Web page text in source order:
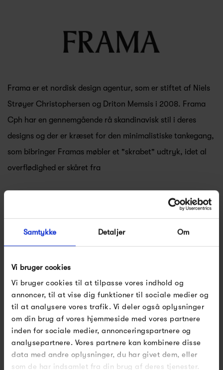
Samtykke Detaljer Om
Vi bruger cookies
Vi bruger cookies til at tilpasse vores indhold og
annoncer, til at vise dig funktioner til sociale medier og
til at analysere vores trafik. Vi deler også oplysninger
om din brug af vores hjemmeside med vores partnere
inden for sociale medier, annonceringspartnere og
analysepartnere. Vores partnere kan kombinere disse
data med andre oplysninger, du har givet dem, eller
som de har indsamlet fra din brug af deres tjenester.
Frama er et nordisk design agentur, som er stiftet af Niels
Strøyer Christophersen og Driton Memsis i 2008. Frama
Cph har en gennemgående rå skandinavisk stil i deres
designs og der er kræset for den minimalistiske tankegang,
som bibringer Framas møbler et "skrabet" udtryk, idet al
overflødighed er skåret fra
Hos Frama er det elegancen i enkeltheden som bør
at dét, at skabe et enkelt og rent udtryk er blandt de
sværeste øvelser i design disciplinen. Hos Frama ser vi
denne sjældne egenskab komme til sin ret.
Se alle varer fra Frama
Produkter fra samme kategori